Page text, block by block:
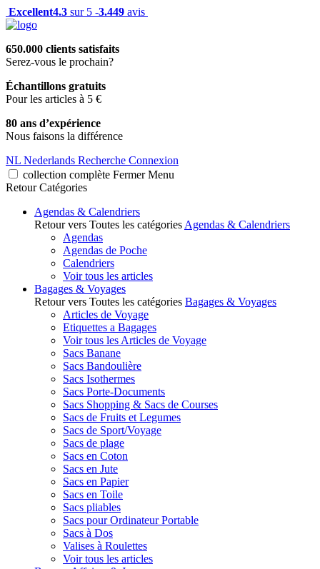
Excellent4.3 sur 5 -3.449 avis
650.000 clients satisfaits
Serez-vous le prochain?
Échantillons gratuits
Pour les articles à 5 €
80 ans d’expérience
Nous faisons la différence
NL Nederlands Recherche Connexion
collection complète Fermer Menu
Retour Catégories
Agendas & Calendriers
Retour vers Toutes les catégories Agendas & Calendriers
Agendas
Agendas de Poche
Calendriers
Voir tous les articles
Bagages & Voyages
Retour vers Toutes les catégories Bagages & Voyages
Articles de Voyage
Etiquettes a Bagages
Voir tous les Articles de Voyage
Sacs Banane
Sacs Bandoulière
Sacs Isothermes
Sacs Porte-Documents
Sacs Shopping & Sacs de Courses
Sacs de Fruits et Legumes
Sacs de Sport/Voyage
Sacs de plage
Sacs en Coton
Sacs en Jute
Sacs en Papier
Sacs en Toile
Sacs pliables
Sacs pour Ordinateur Portable
Sacs à Dos
Valises à Roulettes
Voir tous les articles